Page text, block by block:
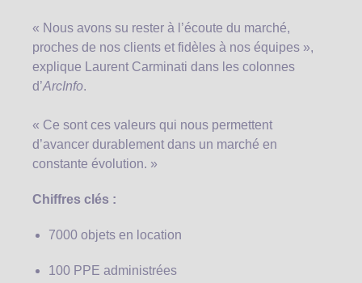
« Nous avons su rester à l’écoute du marché,
proches de nos clients et fidèles à nos équipes »,
explique Laurent Carminati dans les colonnes
d’ArcInfo.
« Ce sont ces valeurs qui nous permettent
d’avancer durablement dans un marché en
constante évolution. »
Chiffres clés :
7000 objets en location
100 PPE administrées